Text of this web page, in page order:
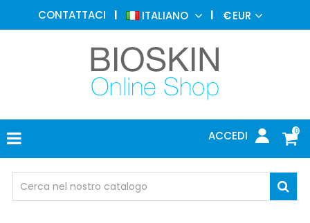
CONTATTACI ITALIANO €EUR
0
ACCEDI
MEDICINA
ESTETICA
DERMATOLOGIA
FOTOTERAPIA
ELETTROMEDICALI
MEDICO
OCCHIALI
DI